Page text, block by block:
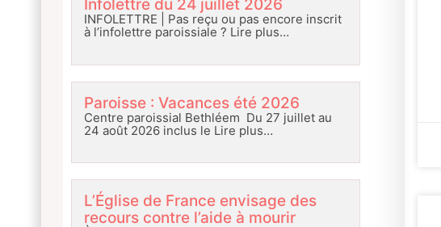
Infolettre du 24 juillet 2026
INFOLETTRE | Pas reçu ou pas encore inscrit
à l’infolettre paroissiale ? Lire plus…
Paroisse : Vacances été 2026
Centre paroissial Bethléem Du 27 juillet au
24 août 2026 inclus le Lire plus…
L’Église de France envisage des
recours contre l’aide à mourir